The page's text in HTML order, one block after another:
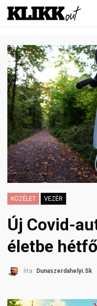
KÖZÉLET VEZÉR
Új Covid-
életbe
Írta: Dunaszerdahelyi.sk